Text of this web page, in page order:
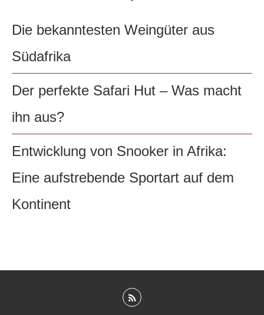
Die bekanntesten Weingüter aus
Südafrika
Der perfekte Safari Hut – Was macht
ihn aus?
Entwicklung von Snooker in Afrika:
Eine aufstrebende Sportart auf dem
Kontinent